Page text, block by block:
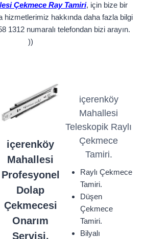
Çekmece Ray Tamiri, için bize bir
hizmetlerimiz hakkında daha fazla bilgi
1312 numaralı telefondan bizi arayın.
))
içerenköy
Mahallesi
Profesyonel
Dolap
Çekmecesi
Onarım
Servisi.
içerenköy
Mahallesi
Teleskopik Raylı
Çekmece
Tamiri.
Raylı Çekmece
Tamiri.
Düşen
Çekmece
Tamiri.
Bilyalı